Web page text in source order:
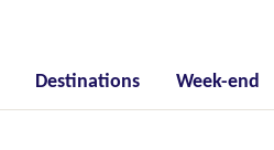
Destinations Week-end